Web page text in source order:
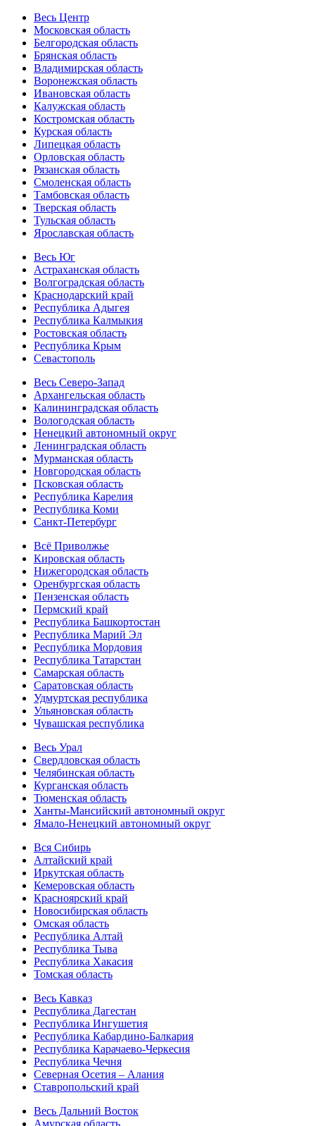
Весь Центр
Московская область
Белгородская область
Брянская область
Владимирская область
Воронежская область
Ивановская область
Калужская область
Костромская область
Курская область
Липецкая область
Орловская область
Рязанская область
Смоленская область
Тамбовская область
Тверская область
Тульская область
Ярославская область
Весь Юг
Астраханская область
Волгоградская область
Краснодарский край
Республика Адыгея
Республика Калмыкия
Ростовская область
Республика Крым
Севастополь
Весь Северо-Запад
Архангельская область
Калининградская область
Вологодская область
Ненецкий автономный округ
Ленинградская область
Мурманская область
Новгородская область
Псковская область
Республика Карелия
Республика Коми
Санкт-Петербург
Всё Приволжье
Кировская область
Нижегородская область
Оренбургская область
Пензенская область
Пермский край
Республика Башкортостан
Республика Марий Эл
Республика Мордовия
Республика Татарстан
Самарская область
Саратовская область
Удмуртская республика
Ульяновская область
Чувашская республика
Весь Урал
Свердловская область
Челябинская область
Курганская область
Тюменская область
Ханты-Мансийский автономный округ
Ямало-Ненецкий автономный округ
Вся Сибирь
Алтайский край
Иркутская область
Кемеровская область
Красноярский край
Новосибирская область
Омская область
Республика Алтай
Республика Тыва
Республика Хакасия
Томская область
Весь Кавказ
Республика Дагестан
Республика Ингушетия
Республика Кабардино-Балкария
Республика Карачаево-Черкесия
Республика Чечня
Северная Осетия – Алания
Ставропольский край
Весь Дальний Восток
Амурская область